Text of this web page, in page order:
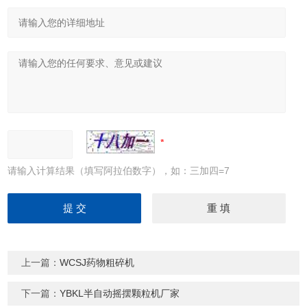
请输入计算结果（填写阿拉伯数字），如：三加四=7
上一篇：WCSJ药物粗碎机
下一篇：YBKL半自动摇摆颗粒机厂家